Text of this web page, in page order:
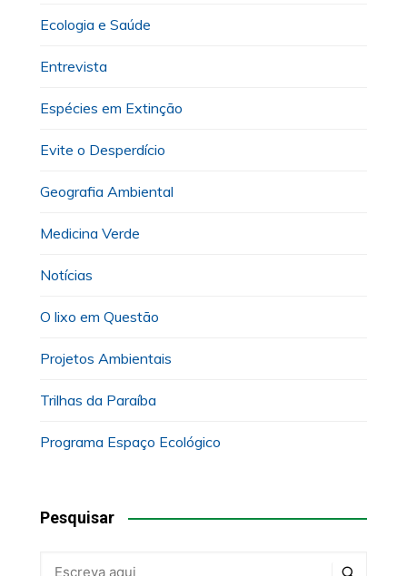
Ecologia e Saúde
Entrevista
Espécies em Extinção
Evite o Desperdício
Geografia Ambiental
Medicina Verde
Notícias
O lixo em Questão
Projetos Ambientais
Trilhas da Paraíba
Programa Espaço Ecológico
Pesquisar